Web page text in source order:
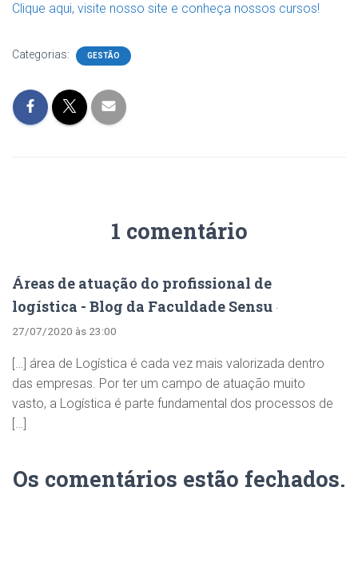
Clique aqui, visite nosso site e conheça nossos cursos!
Categorias: GESTÃO
1 comentário
Áreas de atuação do profissional de
logística - Blog da Faculdade Sensu ·
27/07/2020 às 23:00
[…] área de Logística é cada vez mais valorizada dentro
das empresas. Por ter um campo de atuação muito
vasto, a Logística é parte fundamental dos processos de
[…]
Os comentários estão fechados.